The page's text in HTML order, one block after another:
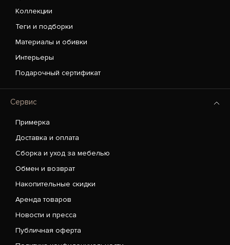
Коллекции
Теги и подборки
Материалы и обивки
Интерьеры
Подарочный сертификат
Сервис
Примерка
Доставка и оплата
Сборка и уход за мебелью
Обмен и возврат
Накопительные скидки
Аренда товаров
Новости и пресса
Публичная оферта